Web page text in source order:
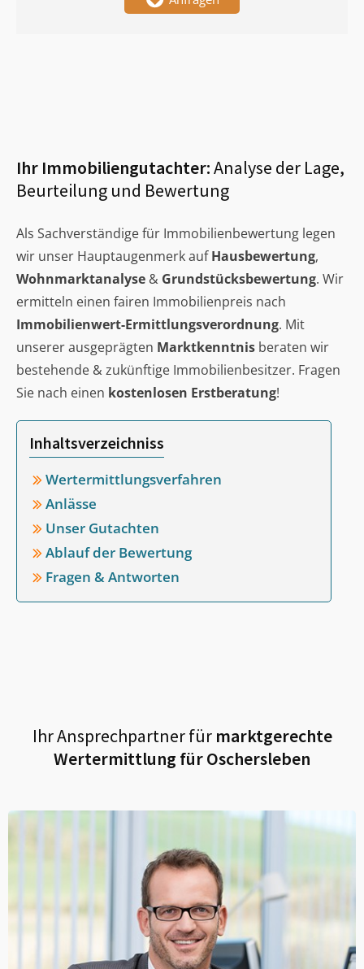
Ihr Immobiliengutachter:Analyse der Lage,
Beurteilung und Bewertung
Als Sachverständige für Immobilienbewertung legen
wir unser Hauptaugenmerk aufHausbewertung,
Wohnmarktanalyse & Grundstücksbewertung. Wir
ermitteln einen fairen Immobilienpreis nach
Immobilienwert-Ermittlungsverordnung. Mit
unserer ausgeprägten Marktkenntnis beraten wir
bestehende & zukünftige Immobilienbesitzer. Fragen
Sie nach einen kostenlosen Erstberatung!
Inhaltsverzeichniss
Wertermittlungsverfahren
Anlässe
Unser Gutachten
Ablauf der Bewertung
Fragen & Antworten
Ihr Ansprechpartner fürmarktgerechte
Wertermittlung fürOschersleben